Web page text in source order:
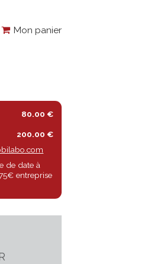
:devis@mobilabo.com
sus (valable de date à